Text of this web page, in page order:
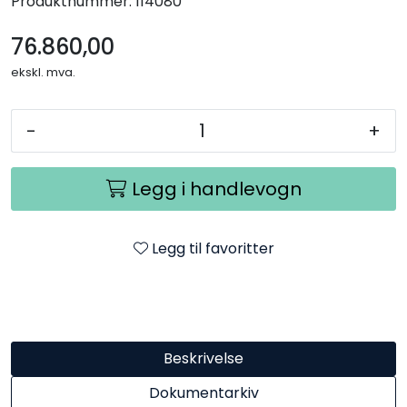
76.860,00
ekskl. mva.
- +
Legg i handlevogn
Legg til favoritter
Beskrivelse
Dokumentarkiv
Kampanjer